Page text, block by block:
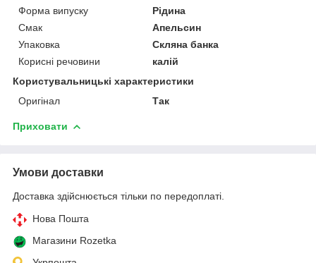
Форма випуску
Рідина
Смак
Апельсин
Упаковка
Скляна банка
Корисні речовини
калій
Користувальницькі характеристики
Оригінал
Так
Приховати
Умови доставки
Доставка здійснюється тільки по передоплаті.
Нова Пошта
Магазини Rozetka